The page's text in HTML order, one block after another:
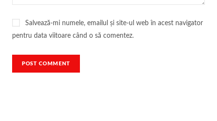
Salvează-mi numele, emailul și site-ul web în acest navigator
pentru data viitoare când o să comentez.